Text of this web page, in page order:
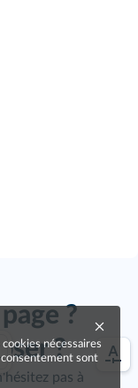
?
?
pas à
nécessaires
sont